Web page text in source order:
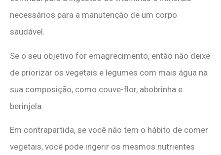
necessários para a manutenção de um corpo
saudável.
Se o seu objetivo for emagrecimento, então não deixe
de priorizar os vegetais e legumes com mais água na
sua composição, como couve-flor, abobrinha e
berinjela.
Em contrapartida, se você não tem o hábito de comer
vegetais, você pode ingerir os mesmos nutrientes